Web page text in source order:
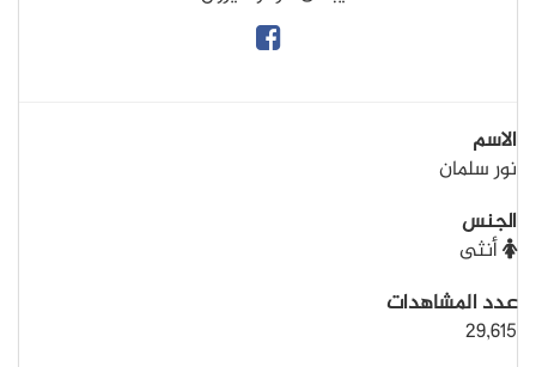
الاسم
نور سلمان
الجنس
أنثى
عدد المشاهدات
29,615